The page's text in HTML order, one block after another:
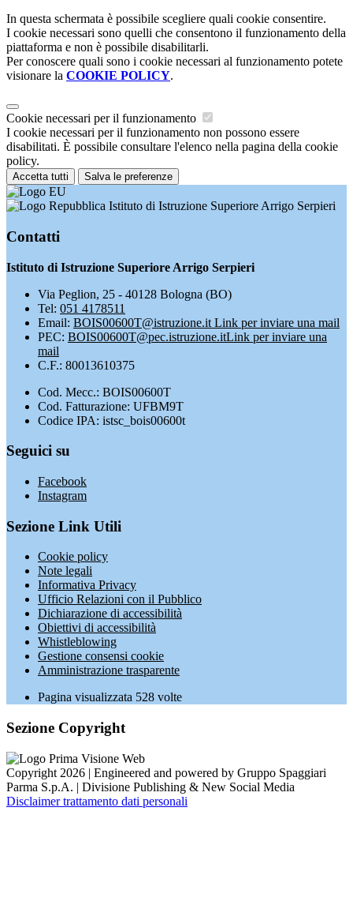
In questa schermata è possibile scegliere quali cookie consentire.
I cookie necessari sono quelli che consentono il funzionamento della
piattaforma e non è possibile disabilitarli.
Per conoscere quali sono i cookie necessari al funzionamento potete
visionare la COOKIE POLICY.
Cookie necessari per il funzionamento
I cookie necessari per il funzionamento non possono essere
disabilitati. È possibile consultare l'elenco nella pagina della cookie
policy.
Accetta tutti Salva le preferenze
Istituto di Istruzione Superiore Arrigo Serpieri
Contatti
Istituto di Istruzione Superiore Arrigo Serpieri
Via Peglion, 25 - 40128 Bologna (BO)
Tel: 051 4178511
Email: BOIS00600T@istruzione.it Link per inviare una mail
PEC: BOIS00600T@pec.istruzione.itLink per inviare una
mail
C.F.: 80013610375
Cod. Mecc.: BOIS00600T
Cod. Fatturazione: UFBM9T
Codice IPA: istsc_bois00600t
Seguici su
Facebook
Instagram
Sezione Link Utili
Cookie policy
Note legali
Informativa Privacy
Ufficio Relazioni con il Pubblico
Dichiarazione di accessibilità
Obiettivi di accessibilità
Whistleblowing
Gestione consensi cookie
Amministrazione trasparente
Pagina visualizzata 528 volte
Sezione Copyright
Copyright 2026 | Engineered and powered by Gruppo Spaggiari
Parma S.p.A. | Divisione Publishing & New Social Media
Disclaimer trattamento dati personali